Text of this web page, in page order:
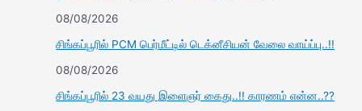
08/08/2026
சிங்கப்பூரில் PCM பெர்மீட்டில் டெக்னீசியன் வேலை வாய்ப்பு..!!
08/08/2026
சிங்கப்பூரில் 23 வயது இளைஞர் கைது..!! காரணம் என்ன..??